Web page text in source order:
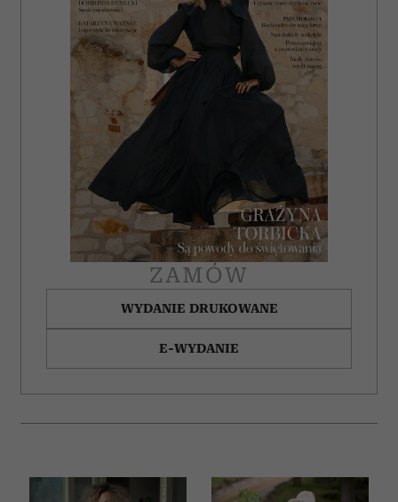
ZAMÓW
WYDANIE DRUKOWANE
E-WYDANIE